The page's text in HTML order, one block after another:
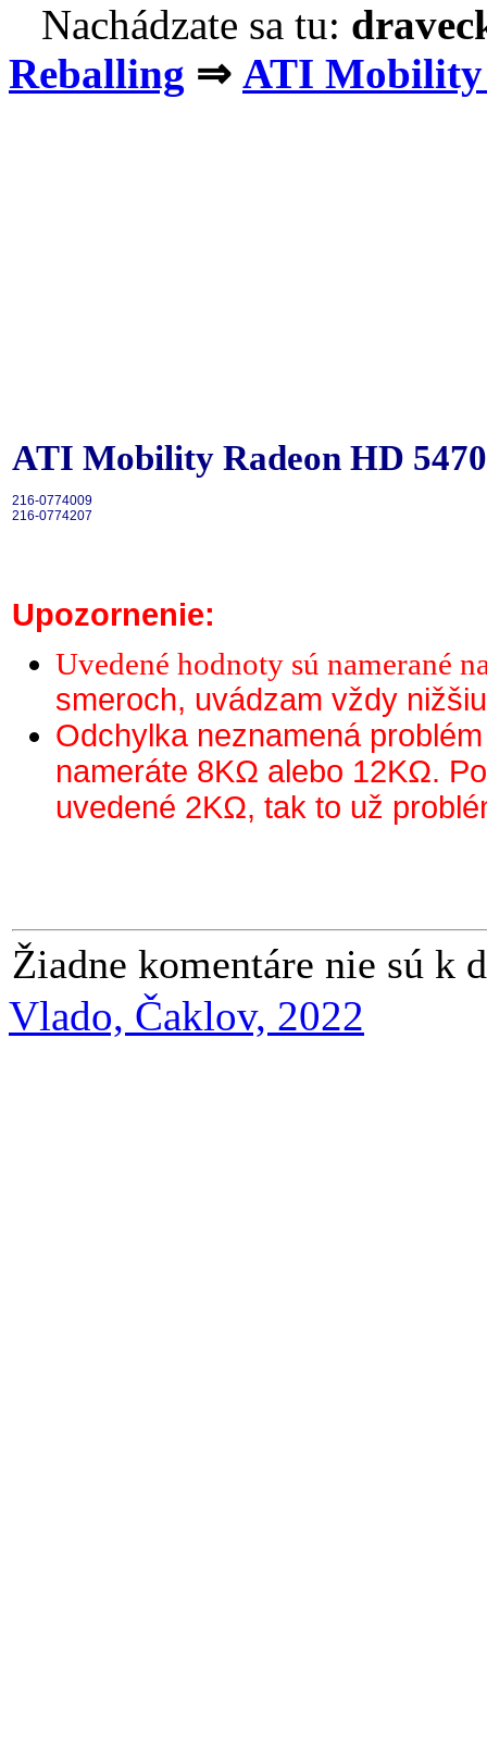
Nachádzate sa tu:
Reballing ⇒ ATI Mobility
ATI Mobility Radeon HD
216-0774009
216-0774207
Upozornenie:
Uvedené hodnoty sú namerané
smeroch, uvádzam vždy
Odchylka neznamená
nameráte 8KΩ alebo 12KΩ.
uvedené 2KΩ, tak to už
Žiadne komentáre nie sú k
Vlado, Čaklov, 2022